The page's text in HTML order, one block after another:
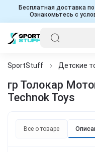
Бесплатная доставка
Ознакомьтесь с
SportStuff Детские
гр Толокар
Technok Toys
Все о товаре